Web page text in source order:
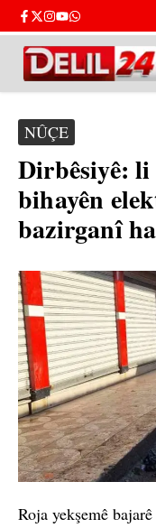
Skip to content
NÛÇE
Dirbêsiyê:
bihayên
bazirganî
Roja yekşemê